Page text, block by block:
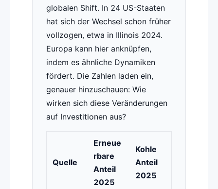
globalen Shift. In 24 US-Staaten
hat sich der Wechsel schon früher
vollzogen, etwa in Illinois 2024.
Europa kann hier anknüpfen,
indem es ähnliche Dynamiken
fördert. Die Zahlen laden ein,
genauer hinzuschauen: Wie
wirken sich diese Veränderungen
auf Investitionen aus?
Quelle
Erneue
rbare
Anteil
2025
Kohle
Anteil
2025